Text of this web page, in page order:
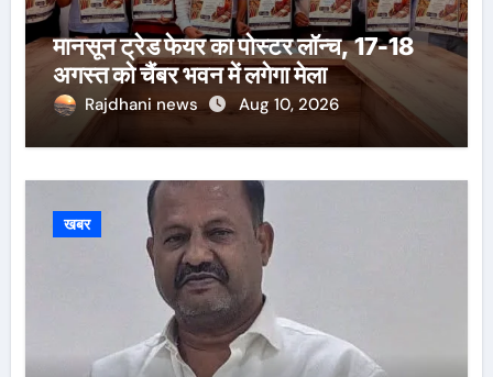
मानसून ट्रेड फेयर का पोस्टर लॉन्च, 17-18
अगस्त को चैंबर भवन में लगेगा मेला
Rajdhani news Aug 10, 2026
खबर